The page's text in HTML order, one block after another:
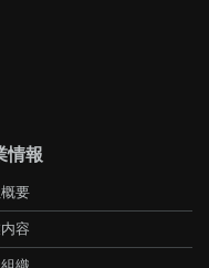
情報
要
容